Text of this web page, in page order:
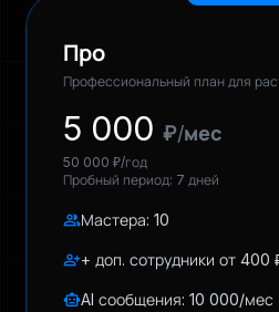
Про
Профессиональный план для
5 000 ₽/мес
50 000 ₽/год
Пробный период: 7 дней
groupМастера: 10
person_add+ доп. сотрудники от 400
smart_toyAI сообщения: 10 000/мес